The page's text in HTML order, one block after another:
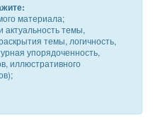
материала;
актуальность темы,
темы, логичность,
упорядоченность,
иллюстративного